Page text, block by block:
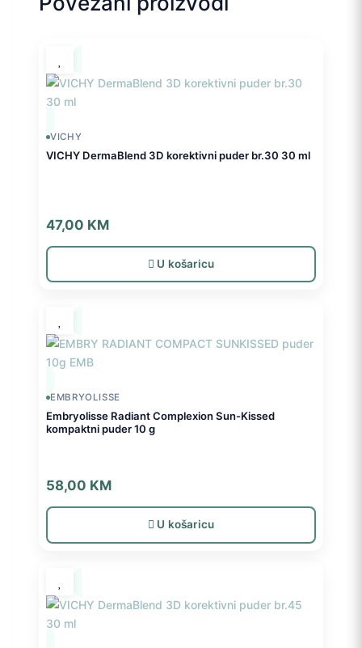
VICHY
VICHY DermaBlend 3D korektivni puder br.30 30 ml
47,00 KM
U košaricu
EMBRYOLISSE
Embryolisse Radiant Complexion Sun-Kissed
kompaktni puder 10 g
58,00 KM
U košaricu